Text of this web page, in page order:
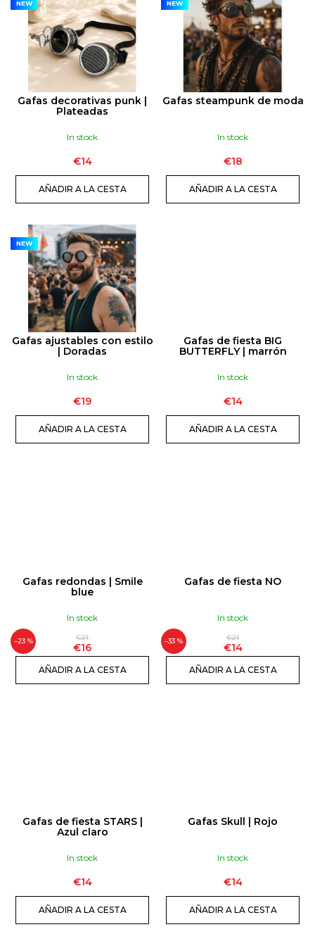
I
U
C
O
S
NEW
Gafas decorativas punk |
Plateadas
In stock
€14
AÑADIR A LA CESTA
NEW
Gafas steampunk de moda
In stock
€18
AÑADIR A LA CESTA
NEW
Gafas ajustables con estilo
| Doradas
In stock
€19
AÑADIR A LA CESTA
Gafas de fiesta BIG
BUTTERFLY | marrón
In stock
€14
AÑADIR A LA CESTA
–23 %
Gafas redondas | Smile
blue
In stock
€21
€16
AÑADIR A LA CESTA
–33 %
Gafas de fiesta NO
In stock
€21
€14
AÑADIR A LA CESTA
Gafas de fiesta STARS |
Azul claro
In stock
€14
AÑADIR A LA CESTA
Gafas Skull | Rojo
In stock
€14
AÑADIR A LA CESTA
HARDCORE
|
25ML
€16